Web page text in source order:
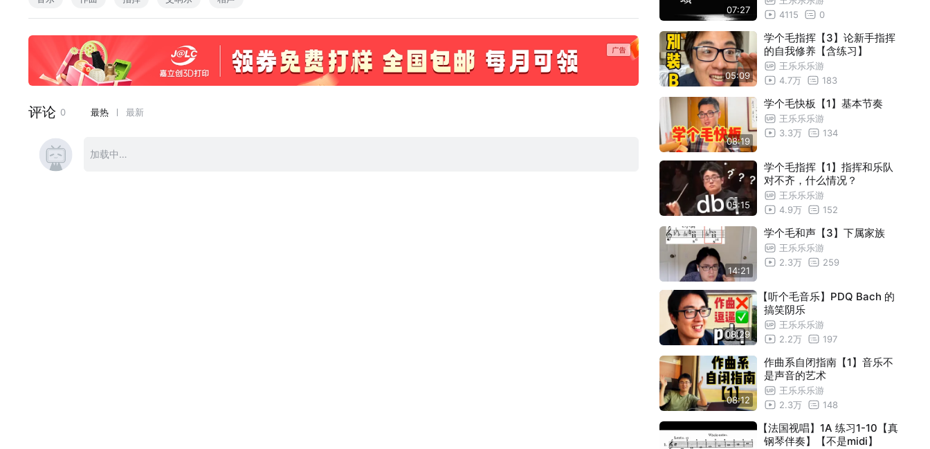
07:27
4115
0
05:09
学个毛指挥【3】论新手指挥
的自我修养【含练习】
王乐乐乐游
4.7万
183
08:19
学个毛快板【1】基本节奏
王乐乐乐游
3.3万
134
05:15
学个毛指挥【1】指挥和乐队
对不齐，什么情况？
王乐乐乐游
4.9万
152
14:21
学个毛和声【3】下属家族
王乐乐乐游
2.3万
259
08:29
【听个毛音乐】PDQ Bach 的
搞笑阴乐
王乐乐乐游
2.2万
197
08:12
作曲系自闭指南【1】音乐不
是声音的艺术
王乐乐乐游
2.3万
148
【法国视唱】1A 练习1-10【真
钢琴伴奏】【不是midi】